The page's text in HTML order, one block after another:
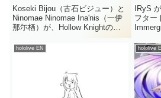
へ同行
Koseki Bijou（古石ビジュー）と
Ninomae Ninomae Ina'nis（一伊
那尓栖）が、Hollow Knightのオ
ーケストラコンサートを一緒に鑑
賞したことが明かされました。お
IRyS
フター
グリ
て語り
加えて
受け渡
hololive EN hololive